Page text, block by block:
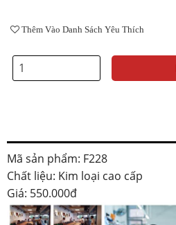
Thêm Vào Danh Sách Yêu Thích
Mã sản phẩm: F228
Chất liệu: Kim loại cao cấp
Giá: 550.000đ